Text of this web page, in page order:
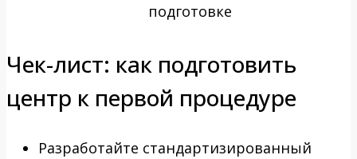
подготовке
Чек-лист: как подготовить
центр к первой процедуре
Разработайте стандартизированный